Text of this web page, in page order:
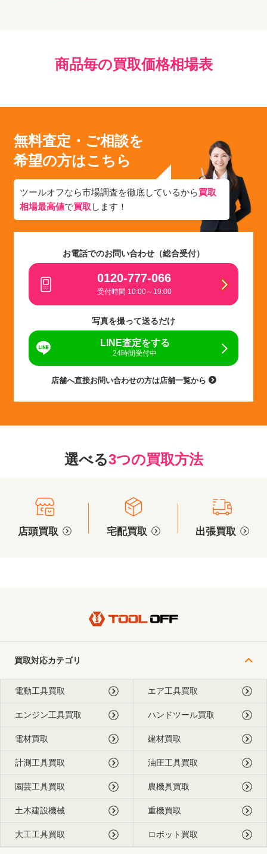
商品毎の買取価格相場表
無料査定・ご相談を
希望の方はこちら
ツールオフなら市場調査を徹底しているから買取
相場最高値で買取 します！
お電話でのお問い合わせ（総合受付）
0120-777-066
受付時間 10:00～19:00
写真を撮って送るだけ
LINE査定をする
24時間受付中
店舗へ直接お問い合わせの方は店舗一覧から
選べる3つの買取方法
店頭買取 宅配買取 出張買取
買取対応カテゴリ
電動工具買取 エア工具買取
エンジン工具買取 ハンドツール買取
電材買取 建材買取
計測工具買取 油圧工具買取
園芸工具買取 農機具買取
土木建設機械 重機買取
大工工具買取 ロボット買取